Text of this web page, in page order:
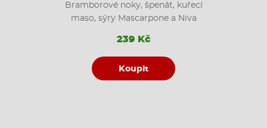
Bramborové noky, špenát, kuřecí
maso, sýry Mascarpone a Niva
239 Kč
Koupit